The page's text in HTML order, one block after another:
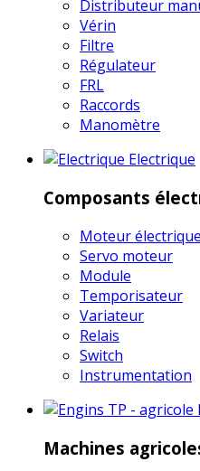
Distributeur
Vérin
Filtre
Régulateur
FRL
Raccords
Manomètre
Electrique
Composants
Moteur électrique
Servo moteur
Module
Temporisateur
Variateur
Relais
Switch
Instrumentation
Machines